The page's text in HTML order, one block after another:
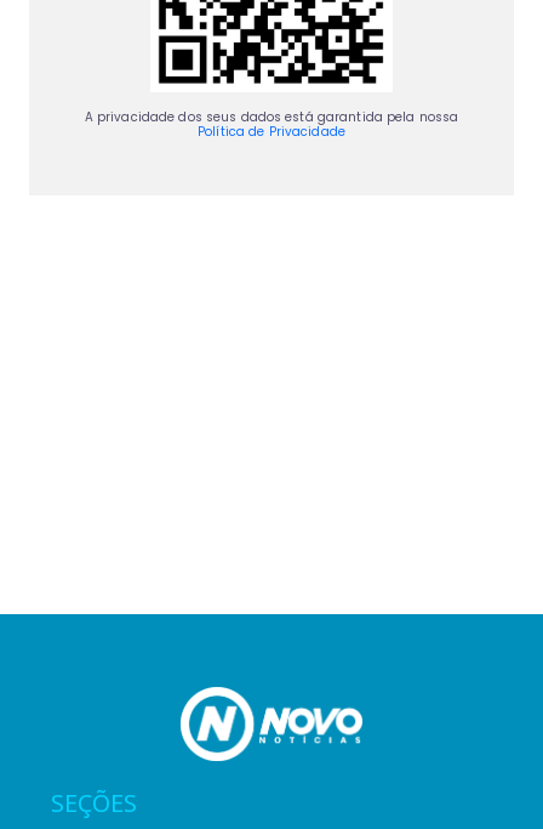
A privacidade dos seus dados está garantida pela nossa
Política de Privacidade
SEÇÕES